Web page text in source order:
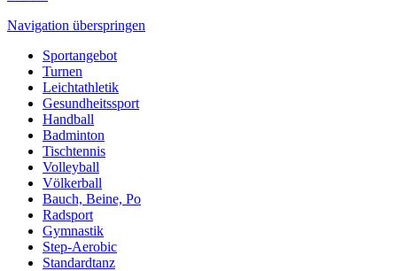
Navigation überspringen
Sportangebot
Turnen
Leichtathletik
Gesundheitssport
Handball
Badminton
Tischtennis
Volleyball
Völkerball
Bauch, Beine, Po
Radsport
Gymnastik
Step-Aerobic
Standardtanz